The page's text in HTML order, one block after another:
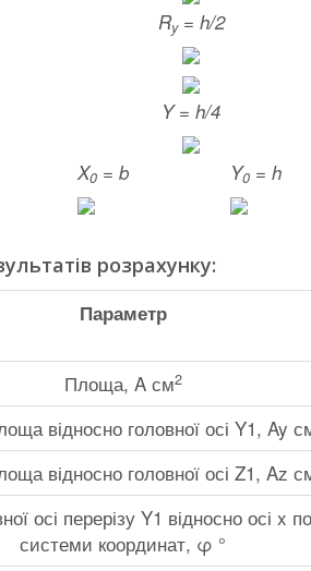
Ry= h/2
Y = h/4
X0 = b Y0 = h
розрахунку:
Параметр
Площа, A см2
відносно головної осі Y1, Ay
відносно головної осі Z1, Az
осі перерізу Y1 відносно осі x
системи координат, φ °